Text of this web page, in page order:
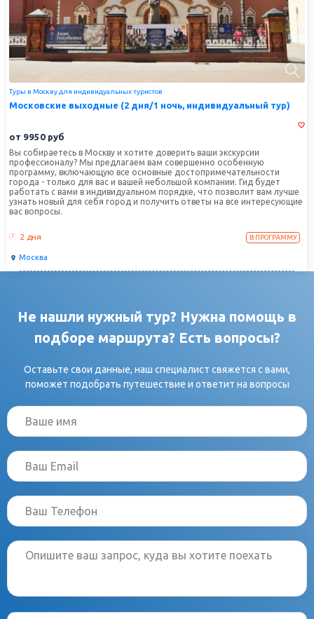
Туры в Москву для индивидуальных туристов
Московские выходные (2 дня/1 ночь, индивидуальный тур)
от 9950 руб
Вы собираетесь в Москву и хотите доверить ваши экскурсии
профессионалу? Мы предлагаем вам совершенно особенную
программу, включающую все основные достопримечательности
города - только для вас и вашей небольшой компании. Гид будет
работать с вами в индивидуальном порядке, что позволит вам лучше
узнать новый для себя город и получить ответы на все интересующие
вас вопросы.
2 дня В ПРОГРАММУ
Москва
Не нашли нужный тур? Нужна помощь в
подборе маршрута? Есть вопросы?
Оставьте свои данные, наш специалист свяжется с вами,
поможет подобрать путешествие и ответит на вопросы